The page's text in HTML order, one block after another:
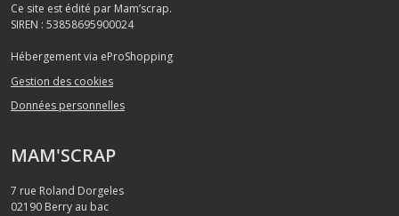
Ce site est édité par Mam’scrap.
SIREN : 53858695900024
Hébergement via eProShopping
Gestion des cookies
Données personnelles
MAM'SCRAP
7 rue Roland Dorgeles
02190 Berry au bac